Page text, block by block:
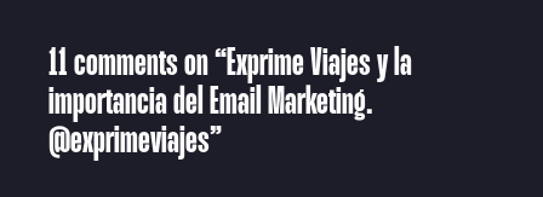
11 comments on “Exprime Viajes y la
importancia del Email Marketing.
@exprimeviajes”